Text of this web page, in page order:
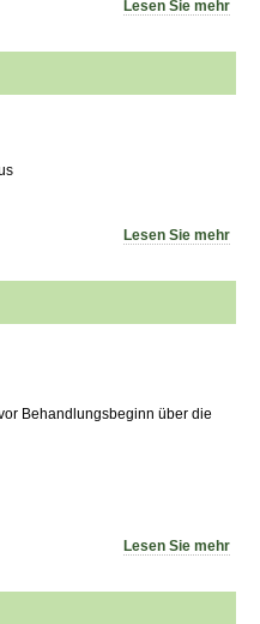
Lesen Sie mehr
Lesen Sie mehr
Behandlungsbeginn über die
Lesen Sie mehr